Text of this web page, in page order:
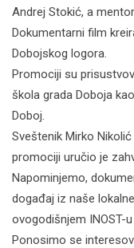
Andrej Stokić, a
Dokumentarni film
Dobojskog logora.
Promociji su
škola grada Doboja
Doboj.
Sveštenik Mirko
promociji uručio je
Napominjemo,
događaj iz naše
ovogodišnjem INOST-
Ponosimo se